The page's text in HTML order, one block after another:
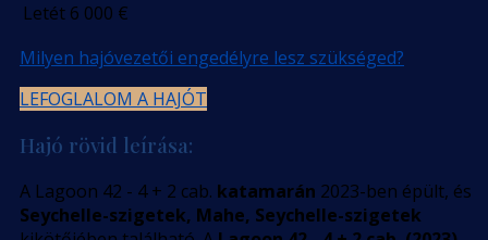
Letét 6 000 €
Milyen hajóvezetői engedélyre lesz szükséged?
LEFOGLALOM A HAJÓT
Hajó rövid leírása:
A Lagoon 42 - 4 + 2 cab. katamarán 2023-ben épült, és
Seychelle-szigetek, Mahe, Seychelle-szigetek